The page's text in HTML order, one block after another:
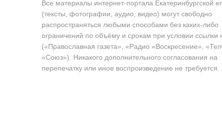
Все материалы интернет-портала Екатеринбургской
(тексты, фотографии, аудио, видео) могут свободно
распространяться любыми способами без каких-либо
ограничений по объёму и срокам при условии ссылки
(«Православная газета», «Радио «Воскресение»,
«Союз»). Никакого дополнительного согласования на
перепечатку или иное воспроизведение не требуется.